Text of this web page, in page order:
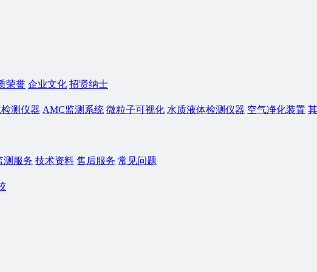
荣誉 企业文化 招贤纳士
测仪器 AMC监测系统 微粒子可视化 水质液体检测仪器 空气净化装置
测服务 技术资料 售后服务 常见问题